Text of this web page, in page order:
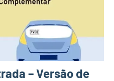
– Versão de